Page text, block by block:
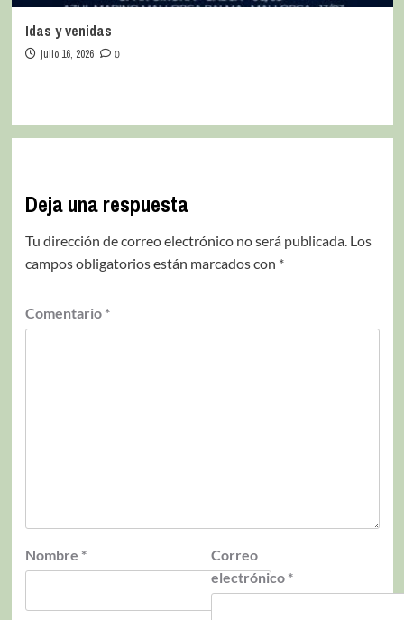
Idas y venidas
julio 16, 2026 0
Deja una respuesta
Tu dirección de correo electrónico no será publicada. Los
campos obligatorios están marcados con *
Comentario *
Nombre *
Correo
electrónico *